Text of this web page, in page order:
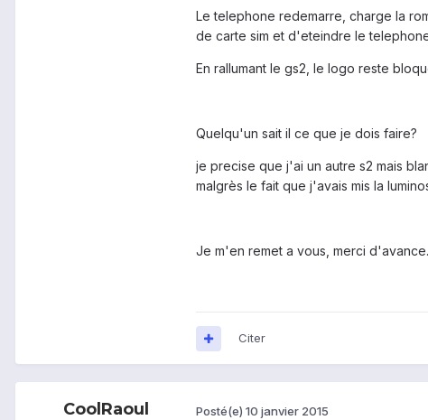
Le telephone redemarre, charge la
de carte sim et d'eteindre le
En rallumant le gs2, le logo reste
Quelqu'un sait il ce que je dois faire?
je precise que j'ai un autre s2 mais
malgrès le fait que j'avais mis la
Je m'en remet a vous, merci
Citer
CoolRaoul Posté(e) 10 janvier 2015